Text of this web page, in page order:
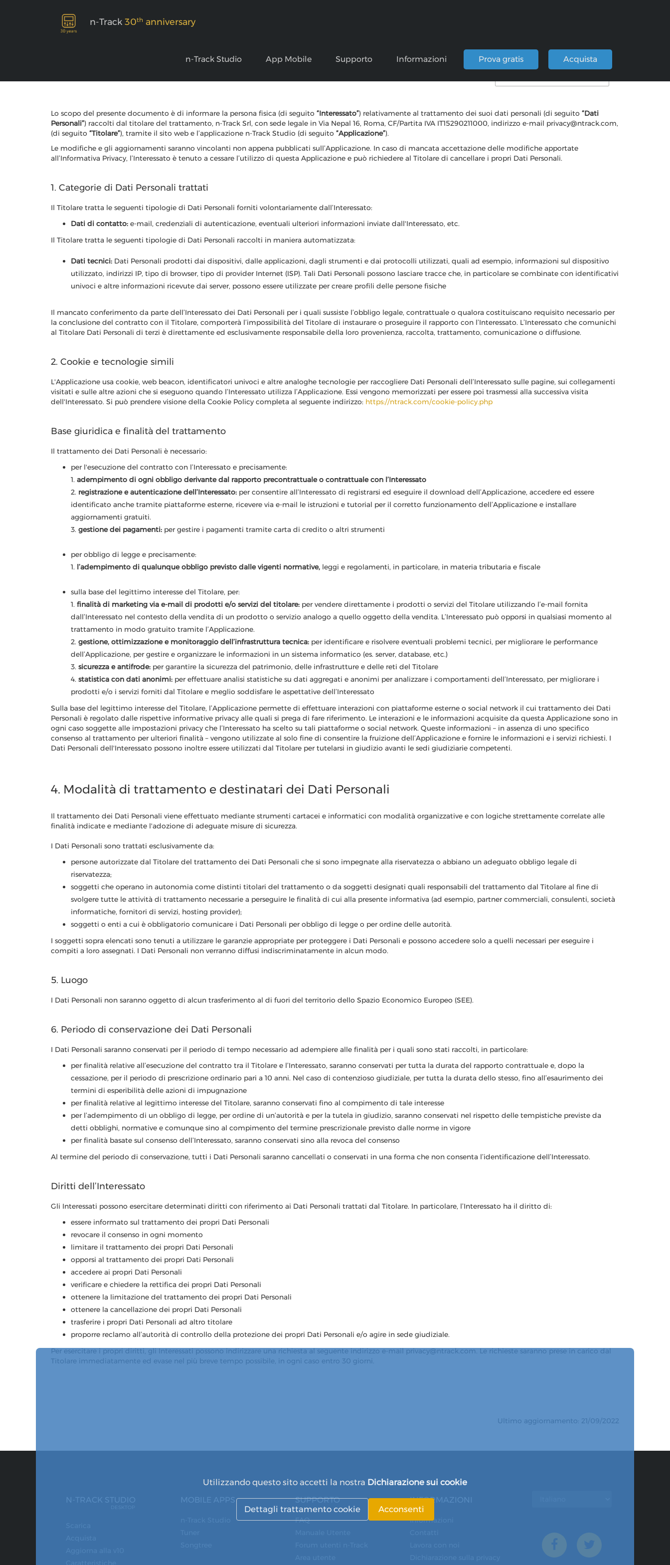
n-Track 30th anniversary
n-Track Studio App Mobile Supporto Informazioni Prova gratis
Acquista
Informativa Privacy
Lo scopo del presente documento è di informare la persona fisica (di seguito “Interessato”) relativamente al trattamento dei suoi dati personali (di seguito “Dati
Personali”) raccolti dal titolare del trattamento, n-Track Srl, con sede legale in Via Nepal 16, Roma, CF/Partita IVA IT15290211000, indirizzo e-mail privacy@ntrack.com,
(di seguito “Titolare”), tramite il sito web e l’applicazione n-Track Studio (di seguito “Applicazione”).
Le modifiche e gli aggiornamenti saranno vincolanti non appena pubblicati sull’Applicazione. In caso di mancata accettazione delle modifiche apportate
all’Informativa Privacy, l’Interessato è tenuto a cessare l’utilizzo di questa Applicazione e può richiedere al Titolare di cancellare i propri Dati Personali.
1. Categorie di Dati Personali trattati
Il Titolare tratta le seguenti tipologie di Dati Personali forniti volontariamente dall’Interessato:
Dati di contatto: e-mail, credenziali di autenticazione, eventuali ulteriori informazioni inviate dall'Interessato, etc.
Il Titolare tratta le seguenti tipologie di Dati Personali raccolti in maniera automatizzata:
Dati tecnici: Dati Personali prodotti dai dispositivi, dalle applicazioni, dagli strumenti e dai protocolli utilizzati, quali ad esempio, informazioni sul dispositivo
utilizzato, indirizzi IP, tipo di browser, tipo di provider Internet (ISP). Tali Dati Personali possono lasciare tracce che, in particolare se combinate con identificativi
univoci e altre informazioni ricevute dai server, possono essere utilizzate per creare profili delle persone fisiche
Il mancato conferimento da parte dell’Interessato dei Dati Personali per i quali sussiste l’obbligo legale, contrattuale o qualora costituiscano requisito necessario per
la conclusione del contratto con il Titolare, comporterà l’impossibilità del Titolare di instaurare o proseguire il rapporto con l’Interessato. L’Interessato che comunichi
al Titolare Dati Personali di terzi è direttamente ed esclusivamente responsabile della loro provenienza, raccolta, trattamento, comunicazione o diffusione.
2. Cookie e tecnologie simili
L'Applicazione usa cookie, web beacon, identificatori univoci e altre analoghe tecnologie per raccogliere Dati Personali dell’Interessato sulle pagine, sui collegamenti
visitati e sulle altre azioni che si eseguono quando l’Interessato utilizza l’Applicazione. Essi vengono memorizzati per essere poi trasmessi alla successiva visita
dell'Interessato. Si può prendere visione della Cookie Policy completa al seguente indirizzo: https://ntrack.com/cookie-policy.php
Base giuridica e finalità del trattamento
Il trattamento dei Dati Personali è necessario:
per l'esecuzione del contratto con l’Interessato e precisamente:
1. adempimento di ogni obbligo derivante dal rapporto precontrattuale o contrattuale con l’Interessato
2. registrazione e autenticazione dell’Interessato: per consentire all’Interessato di registrarsi ed eseguire il download dell’Applicazione, accedere ed essere
identificato anche tramite piattaforme esterne, ricevere via e-mail le istruzioni e tutorial per il corretto funzionamento dell’Applicazione e installare
aggiornamenti gratuiti.
3. gestione dei pagamenti: per gestire i pagamenti tramite carta di credito o altri strumenti
per obbligo di legge e precisamente:
1. l’adempimento di qualunque obbligo previsto dalle vigenti normative, leggi e regolamenti, in particolare, in materia tributaria e fiscale
sulla base del legittimo interesse del Titolare, per:
1. finalità di marketing via e-mail di prodotti e/o servizi del titolare: per vendere direttamente i prodotti o servizi del Titolare utilizzando l’e-mail fornita
dall’Interessato nel contesto della vendita di un prodotto o servizio analogo a quello oggetto della vendita. L’Interessato può opporsi in qualsiasi momento al
trattamento in modo gratuito tramite l’Applicazione.
2. gestione, ottimizzazione e monitoraggio dell’infrastruttura tecnica: per identificare e risolvere eventuali problemi tecnici, per migliorare le performance
dell’Applicazione, per gestire e organizzare le informazioni in un sistema informatico (es. server, database, etc.)
3. sicurezza e antifrode: per garantire la sicurezza del patrimonio, delle infrastrutture e delle reti del Titolare
4. statistica con dati anonimi: per effettuare analisi statistiche su dati aggregati e anonimi per analizzare i comportamenti dell’Interessato, per migliorare i
prodotti e/o i servizi forniti dal Titolare e meglio soddisfare le aspettative dell’Interessato
Sulla base del legittimo interesse del Titolare, l’Applicazione permette di effettuare interazioni con piattaforme esterne o social network il cui trattamento dei Dati
Personali è regolato dalle rispettive informative privacy alle quali si prega di fare riferimento. Le interazioni e le informazioni acquisite da questa Applicazione sono in
ogni caso soggette alle impostazioni privacy che l’Interessato ha scelto su tali piattaforme o social network. Queste informazioni – in assenza di uno specifico
consenso al trattamento per ulteriori finalità – vengono utilizzate al solo fine di consentire la fruizione dell’Applicazione e fornire le informazioni e i servizi richiesti. I
Dati Personali dell'Interessato possono inoltre essere utilizzati dal Titolare per tutelarsi in giudizio avanti le sedi giudiziarie competenti.
4. Modalità di trattamento e destinatari dei Dati Personali
Il trattamento dei Dati Personali viene effettuato mediante strumenti cartacei e informatici con modalità organizzative e con logiche strettamente correlate alle
finalità indicate e mediante l'adozione di adeguate misure di sicurezza.
I Dati Personali sono trattati esclusivamente da:
persone autorizzate dal Titolare del trattamento dei Dati Personali che si sono impegnate alla riservatezza o abbiano un adeguato obbligo legale di
riservatezza;
soggetti che operano in autonomia come distinti titolari del trattamento o da soggetti designati quali responsabili del trattamento dal Titolare al fine di
svolgere tutte le attività di trattamento necessarie a perseguire le finalità di cui alla presente informativa (ad esempio, partner commerciali, consulenti, società
informatiche, fornitori di servizi, hosting provider);
soggetti o enti a cui è obbligatorio comunicare i Dati Personali per obbligo di legge o per ordine delle autorità.
I soggetti sopra elencati sono tenuti a utilizzare le garanzie appropriate per proteggere i Dati Personali e possono accedere solo a quelli necessari per eseguire i
compiti a loro assegnati. I Dati Personali non verranno diffusi indiscriminatamente in alcun modo.
5. Luogo
I Dati Personali non saranno oggetto di alcun trasferimento al di fuori del territorio dello Spazio Economico Europeo (SEE).
6. Periodo di conservazione dei Dati Personali
I Dati Personali saranno conservati per il periodo di tempo necessario ad adempiere alle finalità per i quali sono stati raccolti, in particolare:
per finalità relative all’esecuzione del contratto tra il Titolare e l’Interessato, saranno conservati per tutta la durata del rapporto contrattuale e, dopo la
cessazione, per il periodo di prescrizione ordinario pari a 10 anni. Nel caso di contenzioso giudiziale, per tutta la durata dello stesso, fino all’esaurimento dei
termini di esperibilità delle azioni di impugnazione
per finalità relative al legittimo interesse del Titolare, saranno conservati fino al compimento di tale interesse
per l’adempimento di un obbligo di legge, per ordine di un’autorità e per la tutela in giudizio, saranno conservati nel rispetto delle tempistiche previste da
detti obblighi, normative e comunque sino al compimento del termine prescrizionale previsto dalle norme in vigore
per finalità basate sul consenso dell’Interessato, saranno conservati sino alla revoca del consenso
Al termine del periodo di conservazione, tutti i Dati Personali saranno cancellati o conservati in una forma che non consenta l’identificazione dell’Interessato.
Diritti dell’Interessato
Gli Interessati possono esercitare determinati diritti con riferimento ai Dati Personali trattati dal Titolare. In particolare, l’Interessato ha il diritto di:
essere informato sul trattamento dei propri Dati Personali
revocare il consenso in ogni momento
limitare il trattamento dei propri Dati Personali
opporsi al trattamento dei propri Dati Personali
accedere ai propri Dati Personali
verificare e chiedere la rettifica dei propri Dati Personali
ottenere la limitazione del trattamento dei propri Dati Personali
ottenere la cancellazione dei propri Dati Personali
trasferire i propri Dati Personali ad altro titolare
proporre reclamo all’autorità di controllo della protezione dei propri Dati Personali e/o agire in sede giudiziale.
Per esercitare i propri diritti, gli Interessati possono indirizzare una richiesta al seguente indirizzo e-mail privacy@ntrack.com. Le richieste saranno prese in carico dal
Titolare immediatamente ed evase nel più breve tempo possibile, in ogni caso entro 30 giorni.
Ultimo aggiornamento: 21/09/2022
N-TRACK STUDIO MOBILE APPS SUPPORTO
FAQ
INFORMAZIONI
Informazioni
Utilizzando questo sito accetti la nostra Dichiarazione sui cookie
Dettagli trattamento cookie Acconsenti